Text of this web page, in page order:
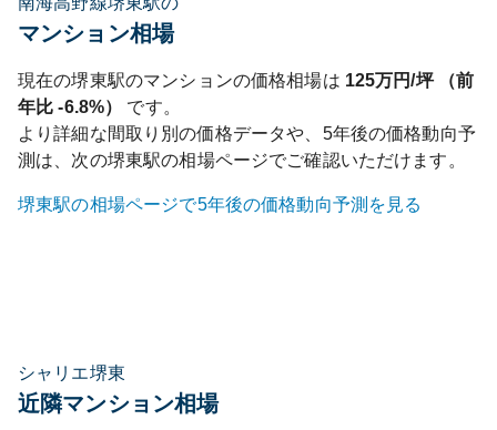
マンション相場
現在の堺東駅のマンションの価格相場は 125万円/坪 （前
年比-6.8%）
です。
より詳細な間取り別の価格データや、5年後の価格動向予
測は、次の堺東駅の相場ページでご確認いただけます。
堺東駅の相場ページで5年後の価格動向予測を見る
シャリエ堺東
近隣マンション相場